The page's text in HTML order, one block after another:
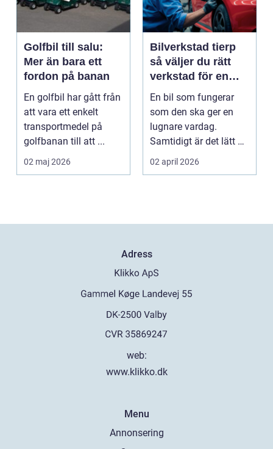
Golfbil till salu:
Mer än bara ett
fordon på banan
En golfbil har gått från
att vara ett enkelt
transportmedel på
golfbanan till att ...
02 maj 2026
Bilverkstad tierp
så väljer du rätt
verkstad för en
tryggare bilvardag
En bil som fungerar
som den ska ger en
lugnare vardag.
Samtidigt är det lätt att
skjuta upp service ...
02 april 2026
Adress
web:
www.klikko.dk
Menu
Annonsering